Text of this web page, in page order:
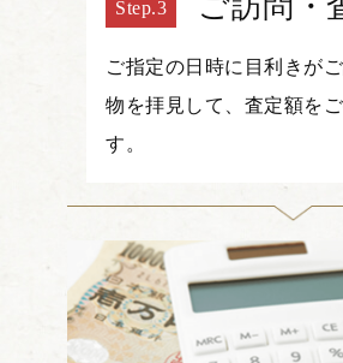
ご訪問・
ご指定の日時に目利きが
物を拝見して、査定額を
す。